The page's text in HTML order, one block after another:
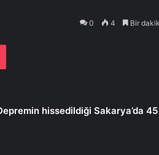
0 4 Bir
Pocket
hissedildiği Sakarya’da 45